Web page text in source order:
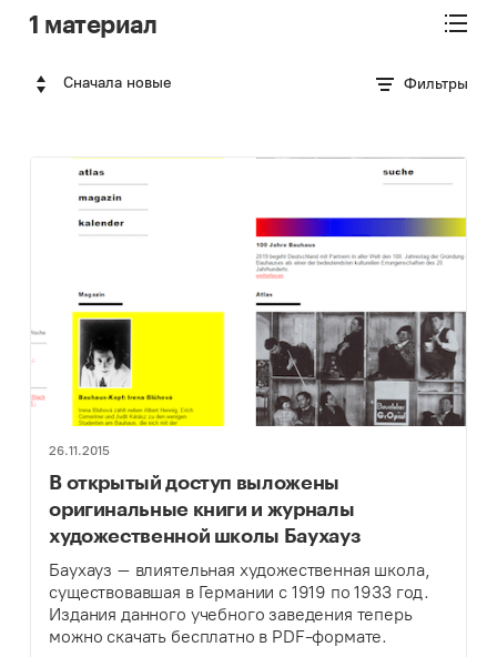
1 материал
Сначала новые Фильтры
26.11.2015
В открытый доступ выложены
оригинальные книги и журналы
художественной школы Баухауз
Баухауз – влиятельная художественная школа,
существовавшая в Германии с 1919 по 1933 год.
Издания данного учебного заведения теперь
можно скачать бесплатно в PDF-формате.